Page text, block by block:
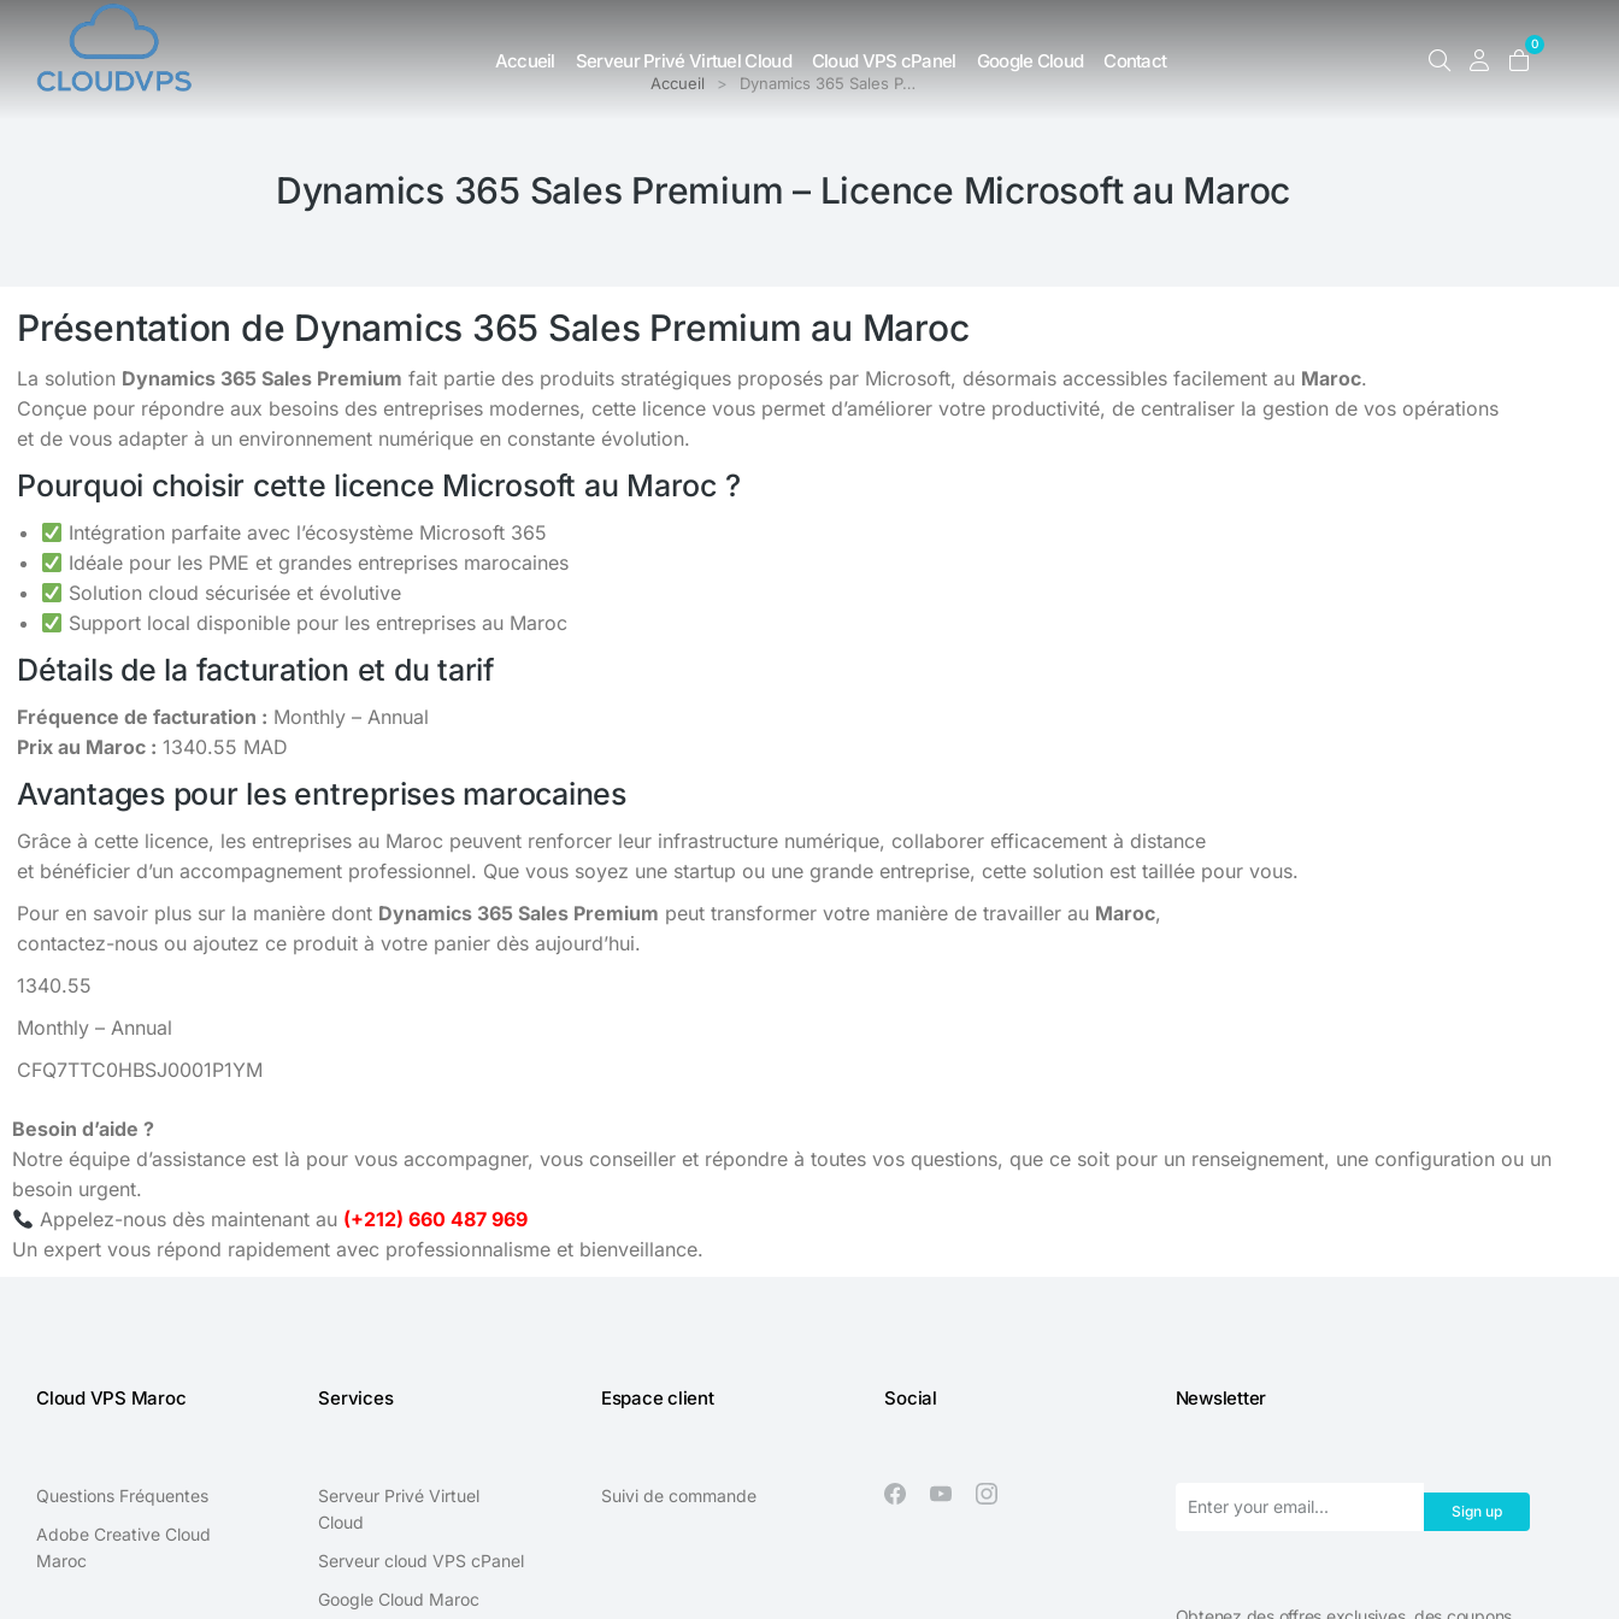
Accueil Serveur Privé Virtuel Cloud Cloud VPS cPanel Google Cloud Contact
0
Vous êtes ici : Accueil Dynamics 365 Sales P…
Dynamics 365 Sales Premium – Licence Microsoft au Maroc
Présentation de Dynamics 365 Sales Premium au Maroc
La solution Dynamics 365 Sales Premium fait partie des produits stratégiques proposés par Microsoft, désormais accessibles facilement au Maroc.
Conçue pour répondre aux besoins des entreprises modernes, cette licence vous permet d’améliorer votre productivité, de centraliser la gestion de vos opérations
et de vous adapter à un environnement numérique en constante évolution.
Pourquoi choisir cette licence Microsoft au Maroc ?
Intégration parfaite avec l’écosystème Microsoft 365
Idéale pour les PME et grandes entreprises marocaines
Solution cloud sécurisée et évolutive
Support local disponible pour les entreprises au Maroc
Détails de la facturation et du tarif
Fréquence de facturation : Monthly – Annual
Prix au Maroc : 1340.55 MAD
Avantages pour les entreprises marocaines
Grâce à cette licence, les entreprises au Maroc peuvent renforcer leur infrastructure numérique, collaborer efficacement à distance
et bénéficier d’un accompagnement professionnel. Que vous soyez une startup ou une grande entreprise, cette solution est taillée pour vous.
Pour en savoir plus sur la manière dont Dynamics 365 Sales Premium peut transformer votre manière de travailler au Maroc,
contactez-nous ou ajoutez ce produit à votre panier dès aujourd’hui.
1340.55
Monthly – Annual
CFQ7TTC0HBSJ0001P1YM
Besoin d’aide ?
Notre équipe d’assistance est là pour vous accompagner, vous conseiller et répondre à toutes vos questions, que ce soit pour un renseignement, une configuration ou un
besoin urgent.
Appelez-nous dès maintenant au (+212) 660 487 969
Un expert vous répond rapidement avec professionnalisme et bienveillance.
Cloud VPS Maroc
Questions Fréquentes
Adobe Creative Cloud
Maroc
Services
Serveur Privé Virtuel
Cloud
Serveur cloud VPS cPanel
Google Cloud Maroc
Espace client
Suivi de commande
Social Newsletter
Sign up